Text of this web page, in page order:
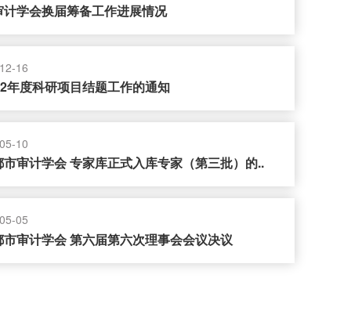
学会换届筹备工作进展情况
16
年度科研项目结题工作的通知
10
审计学会 专家库正式入库专家（第三批）的..
05
审计学会 第六届第六次理事会会议决议